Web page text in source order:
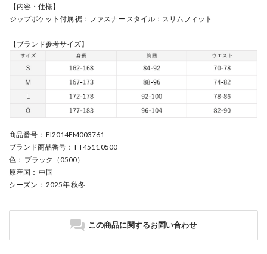
【内容・仕様】
ジップポケット付属 裾：ファスナー スタイル：スリムフィット
【ブランド参考サイズ】
商品番号 ： FI2014EM003761
ブランド商品番号 ： FT4511 0500
色 ： ブラック（0500）
原産国 ： 中国
シーズン ： 2025年 秋冬
この商品に関するお問い合わせ